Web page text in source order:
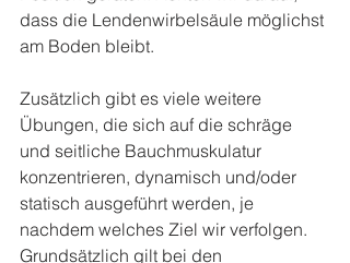
dass die Lendenwirbelsäule möglichst
am Boden bleibt.
Zusätzlich gibt es viele weitere
Übungen, die sich auf die schräge
und seitliche Bauchmuskulatur
konzentrieren, dynamisch und/oder
statisch ausgeführt werden, je
nachdem welches Ziel wir verfolgen.
Grundsätzlich gilt bei den